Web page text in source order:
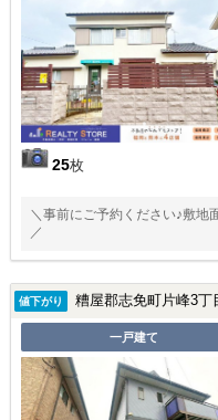
25枚
＼事前にご予約ください♪敷地
／
値下がり 糟屋郡志免町片峰3丁
一戸建て